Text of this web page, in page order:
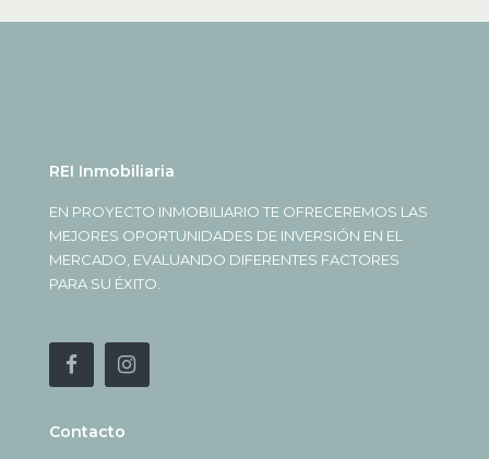
REI Inmobiliaria
EN PROYECTO INMOBILIARIO TE OFRECEREMOS LAS
MEJORES OPORTUNIDADES DE INVERSIÓN EN EL
MERCADO, EVALUANDO DIFERENTES FACTORES
PARA SU ÉXITO.
Contacto